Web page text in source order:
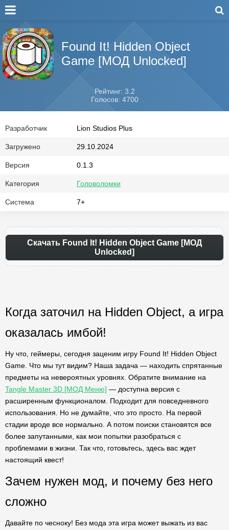
Found It! Hidden Object
Game [МОД Unlocked]
Рейтинг: 3.2
Голосов: 4700
Разработчик Lion Studios Plus
Загружено 29.10.2024
Версия 0.1.3
Категория Головоломки
Система 7+
Скачать Found It! Hidden Object Game [МОД
Unlocked]
Когда заточил на Hidden Object, а игра
оказалась имбой!
Ну что, геймеры, сегодня заценим игру Found It! Hidden Object
Game. Что мы тут видим? Наша задача — находить спрятанные
предметы на невероятных уровнях. Обратите внимание на
Tangle Master 3D [МОД Меню] — доступна версия с
расширенным функционалом. Подходит для повседневного
использования. Но не думайте, что это просто. На первой
стадии вроде все нормально. А потом поиски становятся все
более запутанными, как мои попытки разобраться с
проблемами в жизни. Так что, готовьтесь, здесь вас ждет
настоящий квест!
Зачем нужен мод, и почему без него
сложно
Давайте по чесноку! Без мода эта игра может выжать из вас